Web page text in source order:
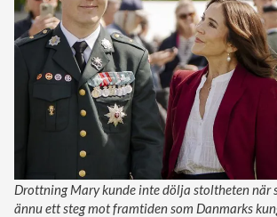
Drottning Mary kunde inte dölja stoltheten när
ännu ett steg mot framtiden som Danmarks